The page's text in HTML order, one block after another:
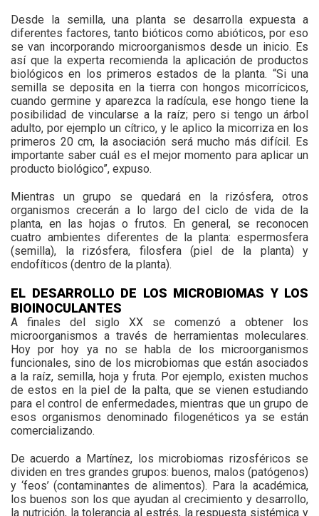
Desde la semilla, una planta se desarrolla expuesta a
diferentes factores, tanto bióticos como abióticos, por eso
se van incorporando microorganismos desde un inicio. Es
así que la experta recomienda la aplicación de productos
biológicos en los primeros estados de la planta. “Si una
semilla se deposita en la tierra con hongos micorrícicos,
cuando germine y aparezca la radícula, ese hongo tiene la
posibilidad de vincularse a la raíz; pero si tengo un árbol
adulto, por ejemplo un cítrico, y le aplico la micorriza en los
primeros 20 cm, la asociación será mucho más difícil. Es
importante saber cuál es el mejor momento para aplicar un
producto biológico”, expuso.
Mientras un grupo se quedará en la rizósfera, otros
organismos crecerán a lo largo del ciclo de vida de la
planta, en las hojas o frutos. En general, se reconocen
cuatro ambientes diferentes de la planta: espermosfera
(semilla), la rizósfera, filosfera (piel de la planta) y
endofíticos (dentro de la planta).
EL DESARROLLO DE LOS MICROBIOMAS Y LOS
BIOINOCULANTES
A finales del siglo XX se comenzó a obtener los
microorganismos a través de herramientas moleculares.
Hoy por hoy ya no se habla de los microorganismos
funcionales, sino de los microbiomas que están asociados
a la raíz, semilla, hoja y fruta. Por ejemplo, existen muchos
de estos en la piel de la palta, que se vienen estudiando
para el control de enfermedades, mientras que un grupo de
esos organismos denominado filogenéticos ya se están
comercializando.
De acuerdo a Martínez, los microbiomas rizosféricos se
dividen en tres grandes grupos: buenos, malos (patógenos)
y ‘feos’ (contaminantes de alimentos). Para la académica,
los buenos son los que ayudan al crecimiento y desarrollo,
la nutrición, la tolerancia al estrés, la respuesta sistémica y